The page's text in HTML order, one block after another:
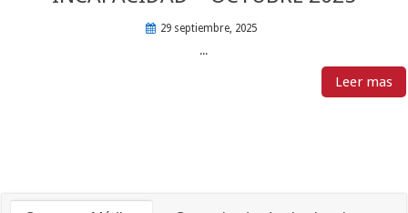
29 septiembre, 2025
...
Leer mas